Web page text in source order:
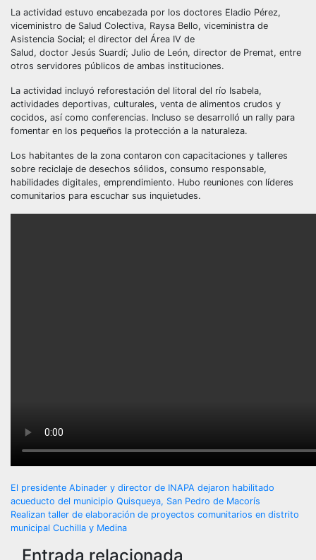
La actividad estuvo encabezada por los doctores Eladio Pérez,
viceministro de Salud Colectiva, Raysa Bello, viceministra de
Asistencia Social; el director del Área IV de
Salud, doctor Jesús Suardí; Julio de León, director de Premat, entre
otros servidores públicos de ambas instituciones.
La actividad incluyó reforestación del litoral del río Isabela,
actividades deportivas, culturales, venta de alimentos crudos y
cocidos, así como conferencias. Incluso se desarrolló un rally para
fomentar en los pequeños la protección a la naturaleza.
Los habitantes de la zona contaron con capacitaciones y talleres
sobre reciclaje de desechos sólidos, consumo responsable,
habilidades digitales, emprendimiento. Hubo reuniones con líderes
comunitarios para escuchar sus inquietudes.
Navegación
de
entradas
El presidente Abinader y director de INAPA dejaron habilitado
acueducto del municipio Quisqueya, San Pedro de Macorís
Realizan taller de elaboración de proyectos comunitarios en distrito
municipal Cuchilla y Medina
Entrada relacionada